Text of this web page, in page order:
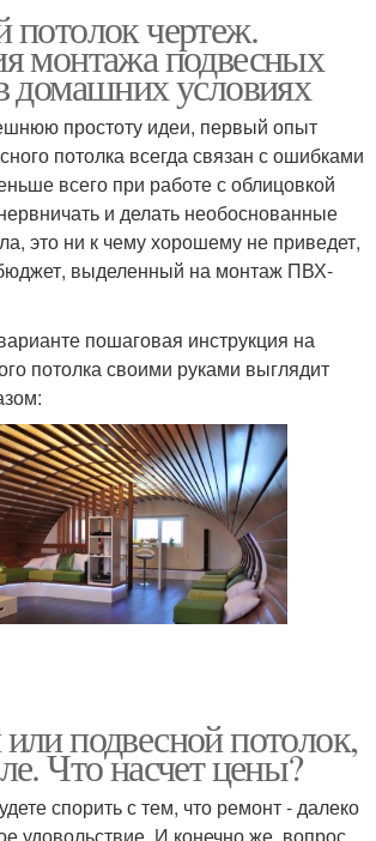
потолок чертеж.
монтажа подвесных
домашних условиях
простоту идеи, первый опыт
потолка всегда связан с ошибками
всего при работе с облицовкой
и делать необоснованные
это ни к чему хорошему не приведет,
выделенный на монтаж ПВХ-
пошаговая инструкция на
потолка своими руками выглядит
подвесной потолок,
Что насчет цены?
спорить с тем, что ремонт - далеко